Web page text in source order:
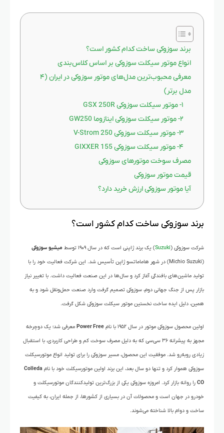
برند سوزوکی ساخت کدام کشور است؟
انواع موتور سیکلت سوزوکی بر اساس کلاس‌بندی
معرفی محبوب‌ترین مدل‌های موتور سوزوکی در ایران (۴
مدل برتر)
۱- موتور سیکلت سوزوکی GSX 250R
۲- موتور سیکلت سوزوکی اینازوما GW250
۳- موتور سیکلت سوزوکی V-Strom 250
۴- موتور سیکلت سوزوکی GIXXER 155
مصرف سوخت موتورهای سوزوکی
قیمت موتور سوزوکی
آیا موتور سوزوکی ارزش خرید دارد؟
برند سوزوکی ساخت کدام کشور است؟
شرکت سوزوکی (Suzuki) یک برند ژاپنی است که در سال ۱۹۰۹ توسط میشیو سوزوکی
(Michio Suzuki) در شهر هاماماتسو ژاپن تأسیس شد. این شرکت فعالیت خود را با
تولید ماشین‌های بافندگی آغاز کرد و سال‌ها در این صنعت فعالیت داشت. با تغییر نیاز
بازار پس از جنگ جهانی دوم، سوزوکی تصمیم گرفت وارد صنعت حمل‌ونقل شود و به
همین، دلیل ایده ساخت نخستین موتور سیکلت سوزوکی شکل گرفت.
اولین محصول سوزوکی موتور در سال ۱۹۵۲ با نام Power Free معرفی شد؛ یک دوچرخه
مجهز به پیشرانه ۳۶ سی‌سی که به دلیل مصرف سوخت کم و طراحی کاربردی، با استقبال
زیادی روبه‌رو شد. موفقیت این محصول، مسیر سوزوکی را برای تولید انواع موتورسیکلت
سوزوکی هموار کرد و تنها دو سال بعد، این برند اولین موتورسیکلت خود با نام Colleda
CO را روانه بازار کرد. امروزه سوزوکی یکی از بزرگ‌ترین تولیدکنندگان موتورسیکلت و
خودرو در جهان است و محصولات آن در بسیاری از کشورها، از جمله ایران، به کیفیت
ساخت و دوام بالا شناخته می‌شوند.